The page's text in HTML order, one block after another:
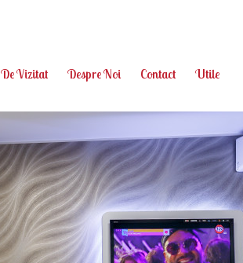
De Vizitat Despre Noi Contact Utile